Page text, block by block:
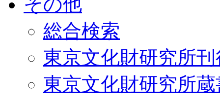
総合検索
東京文化財研究所
東京文化財研究所